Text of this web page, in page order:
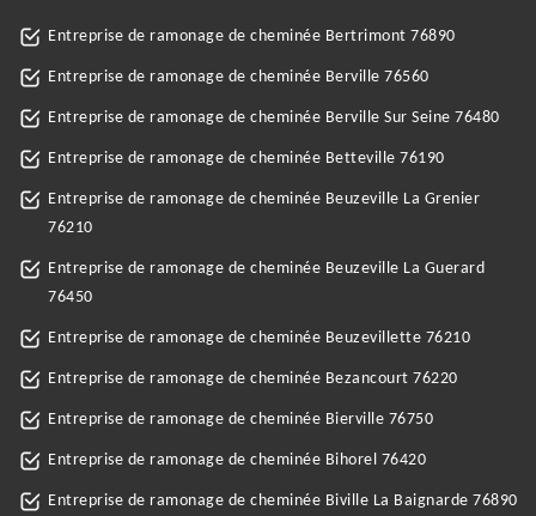
Entreprise de ramonage de cheminée Bertrimont 76890
Entreprise de ramonage de cheminée Berville 76560
Entreprise de ramonage de cheminée Berville Sur Seine 76480
Entreprise de ramonage de cheminée Betteville 76190
Entreprise de ramonage de cheminée Beuzeville La Grenier
76210
Entreprise de ramonage de cheminée Beuzeville La Guerard
76450
Entreprise de ramonage de cheminée Beuzevillette 76210
Entreprise de ramonage de cheminée Bezancourt 76220
Entreprise de ramonage de cheminée Bierville 76750
Entreprise de ramonage de cheminée Bihorel 76420
Entreprise de ramonage de cheminée Biville La Baignarde 76890